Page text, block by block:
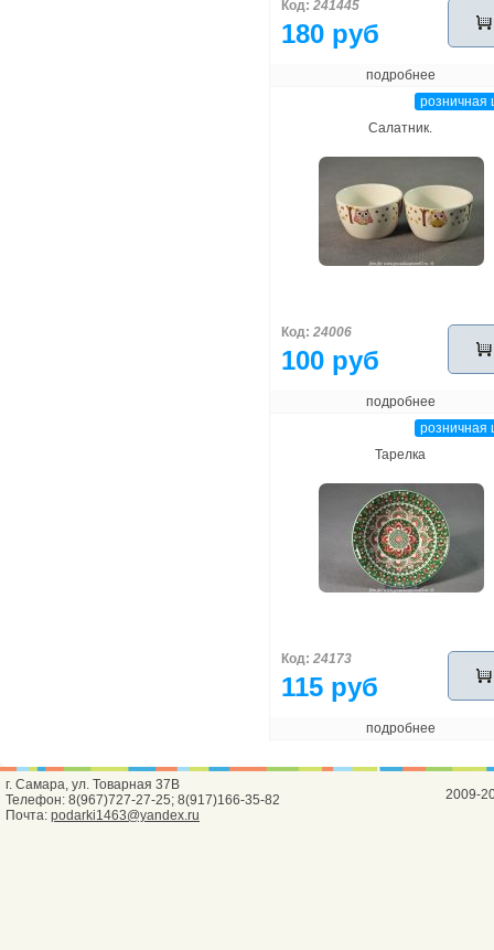
Код: 241445
180 руб
подробнее
розничная
Салатник.
Код: 24006
100 руб
подробнее
розничная
Тарелка
Код: 24173
115 руб
подробнее
г. Самара, ул. Товарная 37В
Телефон: 8(967)727-27-25; 8(917)166-35-82
Почта: podarki1463@yandex.ru
2009-